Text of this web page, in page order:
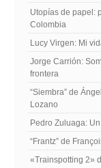
Utopías de papel:
Colombia
Lucy Virgen: Mi
Jorge Carrión:
frontera
“Siembra” de
Lozano
Pedro Zuluaga:
“Frantz” de
«Trainspotting 2»